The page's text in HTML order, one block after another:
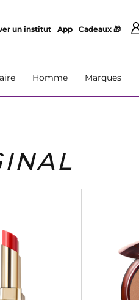
un institut App Cadeaux 🎁
Homme Marques